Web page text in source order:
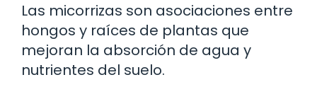
Las micorrizas son asociaciones entre
hongos y raíces de plantas que
mejoran la absorción de agua y
nutrientes del suelo.